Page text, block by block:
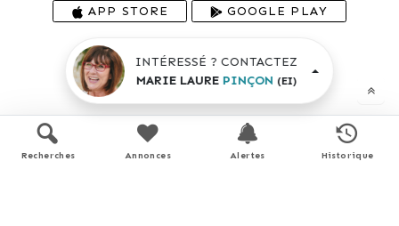
APP STORE GOOGLE PLAY
En savoir plus
INTÉRESSÉ ? CONTACTEZ
MARIE LAURE PINÇON (EI)
Recherches Annonces Alertes Historique